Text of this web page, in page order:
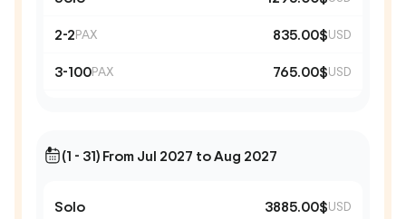
2-2PAX 835.00$USD
3-100PAX 765.00$USD
(1 - 31) From Jul 2027 to Aug 2027
Solo 3885.00$USD